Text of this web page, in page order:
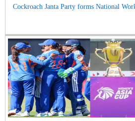
Cockroach Janta Party forms National